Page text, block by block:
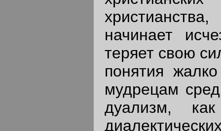
начинает
теряет свою
понятия
мудрецам
дуализм,